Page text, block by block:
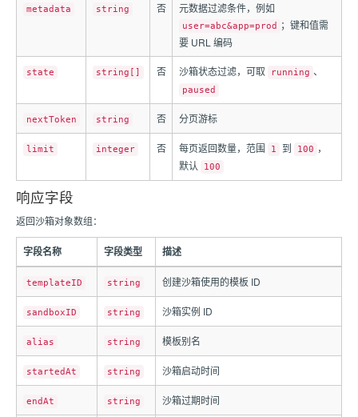
metadata string 否 元数据过滤条件，例如
user=abc&app=prod
；键和值需
要 URL 编码
state string[] 否 沙箱状态过滤，可取 running 、
paused
nextToken string 否 分页游标
limit integer 否 每页返回数量，范围 1 到 100 ，
默认
100
响应字段
返回沙箱对象数组：
字段名称 字段类型 描述
templateID string 创建沙箱使用的模板 ID
sandboxID string 沙箱实例 ID
alias string 模板别名
startedAt string 沙箱启动时间
endAt string 沙箱过期时间